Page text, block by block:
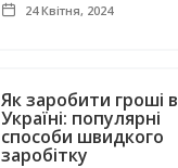
24 Квітня, 2024
Як заробити гроші в
Україні: популярні
способи швидкого
заробітку